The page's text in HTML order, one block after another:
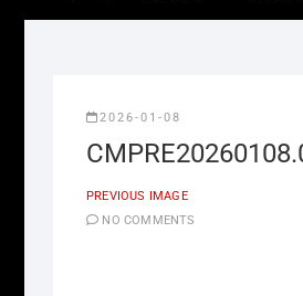
2026-01-08
PREVIOUS IMAGE
NO COMMENTS